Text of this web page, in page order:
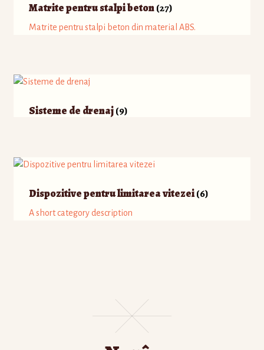
Matrite pentru stalpi beton(27)
Matrite pentru stalpi beton din material ABS.
Sisteme de drenaj(9)
Dispozitive pentru limitarea vitezei(6)
A short category description